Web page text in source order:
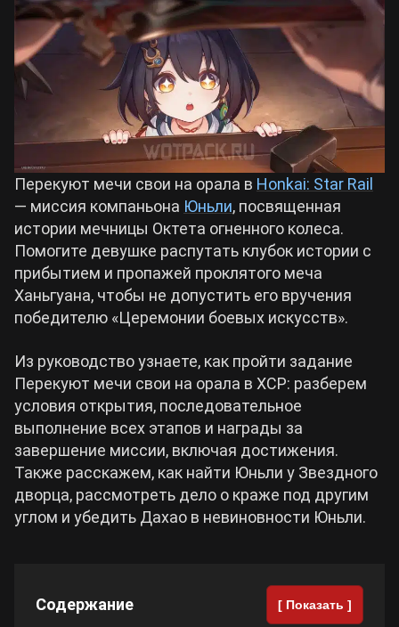
Crimson Desert
Zenless Zone Zero
Kingdom Come: Deliverance 2
Path of Exile 2
Wuthering Waves
Roblox
Hogwarts Legacy
Cyberpunk 2077
Все игры
Билды Arknights: Endfield
Билды Wuthering Waves
Билды Cyberpunk 2077
Билды Path of Exile 2
Перекуют мечи свои на орала в Honkai: Star Rail
— миссия компаньона Юньли, посвященная
истории мечницы Октета огненного колеса.
Помогите девушке распутать клубок истории с
прибытием и пропажей проклятого меча
Ханьгуана, чтобы не допустить его вручения
победителю «Церемонии боевых искусств».
Из руководство узнаете, как пройти задание
Перекуют мечи свои на орала в ХСР: разберем
условия открытия, последовательное
выполнение всех этапов и награды за
завершение миссии, включая достижения.
Также расскажем, как найти Юньли у Звездного
дворца, рассмотреть дело о краже под другим
углом и убедить Дахао в невиновности Юньли.
Содержание [ Показать ]